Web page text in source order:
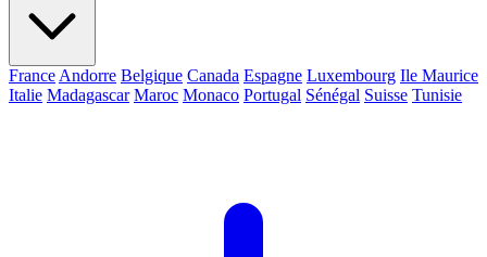
France Andorre Belgique Canada Espagne Luxembourg Ile Maurice
Italie Madagascar Maroc Monaco Portugal Sénégal Suisse Tunisie